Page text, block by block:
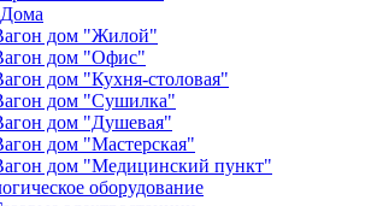
дом "Жилой"
дом "Офис"
дом "Кухня-столовая"
дом "Сушилка"
дом "Душевая"
дом "Мастерская"
дом "Медицинский пункт"
оборудование